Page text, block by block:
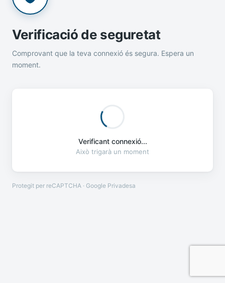
Verificació de seguretat
Comprovant que la teva connexió és segura. Espera un
moment.
Verificant connexió...
Això trigarà un moment
Protegit per reCAPTCHA · Google Privadesa